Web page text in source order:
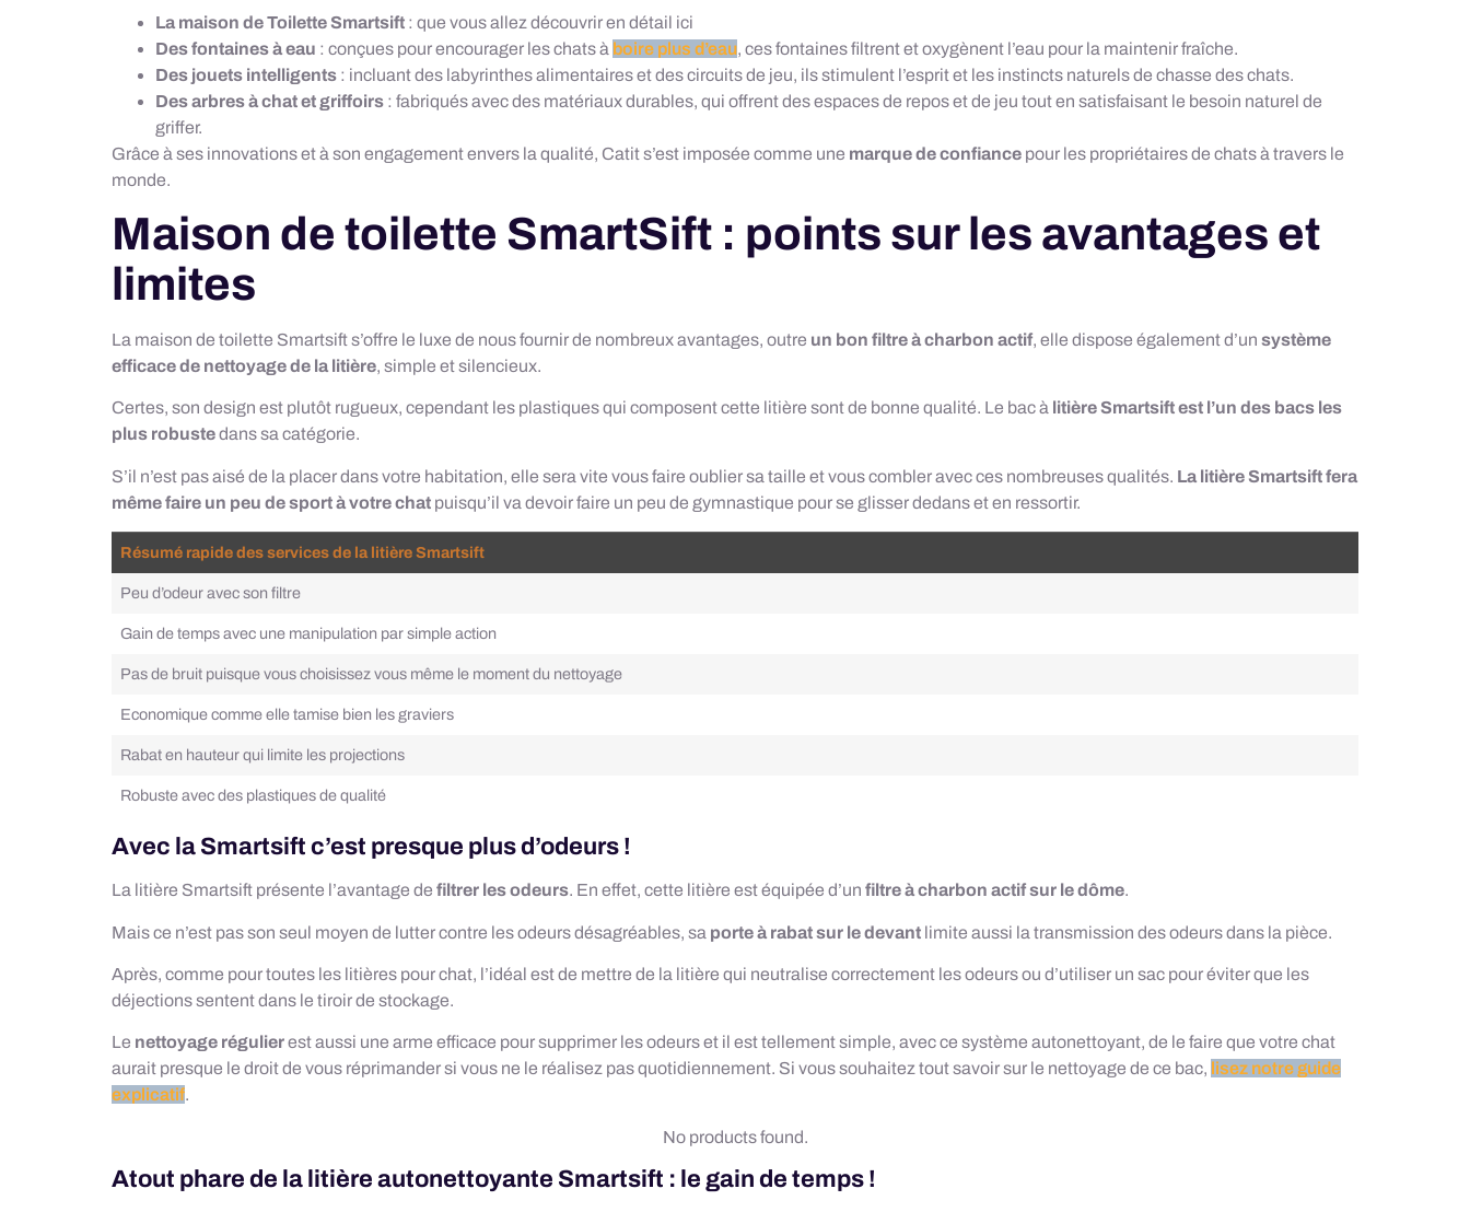
La maison de Toilette Smartsift : que vous allez découvrir en détail ici
Des fontaines à eau : conçues pour encourager les chats à boire plus d’eau, ces fontaines filtrent et oxygènent l’eau pour la maintenir fraîche.
Des jouets intelligents : incluant des labyrinthes alimentaires et des circuits de jeu, ils stimulent l’esprit et les instincts naturels de chasse des chats.
Des arbres à chat et griffoirs : fabriqués avec des matériaux durables, qui offrent des espaces de repos et de jeu tout en satisfaisant le besoin naturel de
griffer.
Grâce à ses innovations et à son engagement envers la qualité, Catit s’est imposée comme une marque de confiance pour les propriétaires de chats à travers le
monde.
Maison de toilette SmartSift : points sur les avantages et
limites
La maison de toilette Smartsift s’offre le luxe de nous fournir de nombreux avantages, outre un bon filtre à charbon actif, elle dispose également d’un système
efficace de nettoyage de la litière, simple et silencieux.
Certes, son design est plutôt rugueux, cependant les plastiques qui composent cette litière sont de bonne qualité. Le bac à litière Smartsift est l’un des bacs les
plus robustedans sa catégorie.
S’il n’est pas aisé de la placer dans votre habitation, elle sera vite vous faire oublier sa taille et vous combler avec ces nombreuses qualités. La litière Smartsift fera
même faire un peu de sport à votre chat puisqu’il va devoir faire un peu de gymnastique pour se glisser dedans et en ressortir.
Résumé rapide des services de la litière Smartsift
Peu d’odeur avec son filtre
Gain de temps avec une manipulation par simple action
Pas de bruit puisque vous choisissez vous même le moment du nettoyage
Economique comme elle tamise bien les graviers
Rabat en hauteur qui limite les projections
Robuste avec des plastiques de qualité
Avec la Smartsift c’est presque plus d’odeurs !
La litière Smartsift présente l’avantage de filtrer les odeurs. En effet, cette litière est équipée d’un filtre à charbon actif sur le dôme.
Mais ce n’est pas son seul moyen de lutter contre les odeurs désagréables, sa porte à rabat sur le devant limite aussi la transmission des odeurs dans la pièce.
Après, comme pour toutes les litières pour chat, l’idéal est de mettre de la litière qui neutralise correctement les odeurs ou d’utiliser un sac pour éviter que les
déjections sentent dans le tiroir de stockage.
Le nettoyage régulierest aussi une arme efficace pour supprimer les odeurs et il est tellement simple, avec ce système autonettoyant, de le faire que votre chat
aurait presque le droit de vous réprimander si vous ne le réalisez pas quotidiennement. Si vous souhaitez tout savoir sur le nettoyage de ce bac, lisez notre guide
explicatif.
No products found.
Atout phare de la litière autonettoyante Smartsift : le gain de temps !